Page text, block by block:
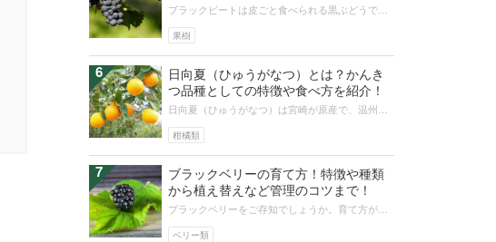
果樹
ブラックビートは皮ごと食べられる黒ぶどうで
どよく、あっさりした味です。まだ産地...
6
柑橘類
日向夏（ひゅうがなつ）とは？かんき
つ品種としての特徴や食べ方を紹介！
日向夏（ひゅうがなつ）は宮崎が原産で、温州み
す。レモンのように黄色くて、中の白い...
7
ベリー類
ブラックベリーの育て方！特徴や種類
から植え替えなど管理のコツまで！
ブラックベリーをご存知でしょうか。育て方が簡
人気上昇中の果実です。今回はブラッ...